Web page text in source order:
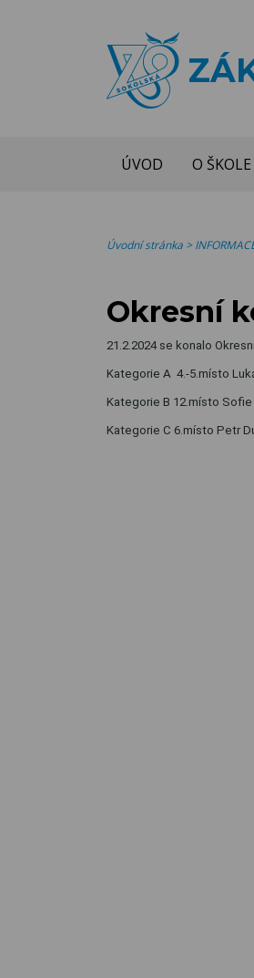
ÚVOD O ŠKOLE
Úvodní stránka >
Okresní
21.2.2024 se konalo
Kategorie A 4.-5.místo
Kategorie B 12.místo
Kategorie C 6.místo Petr